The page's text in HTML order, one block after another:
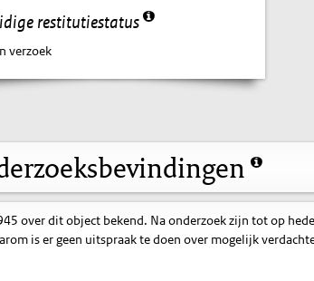
restitutiestatus
verzoek
over dit object bekend. Na onderzoek zijn tot op
is er geen uitspraak te doen over mogelijk